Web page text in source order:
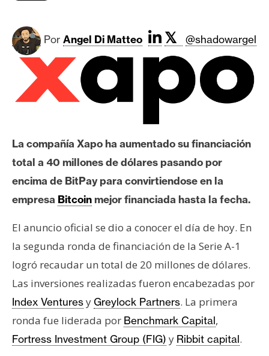
c
d
s
B
t
c
o
n
E
t
h
e
e
Por Angel Di Matteo 𝕏 @shadowargel
La compañía Xapo ha aumentado su financiación
total a 40 millones de dólares pasando por
encima de BitPay para convirtiendose en la
empresa Bitcoinmejor financiada hasta la fecha.
El anuncio oficial se dio a conocer el día de hoy. En
la segunda ronda de financiación de la Serie A-1
logró recaudar un total de 20 millones de dólares.
Las inversiones realizadas fueron encabezadas por
Index VenturesyGreylock Partners. La primera
ronda fue liderada por Benchmark Capital,
Fortress Investment Group (FIG) y Ribbit capital.